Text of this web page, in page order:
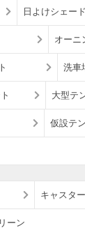
日よけシェード
オーニ
洗車
大型テ
仮設テ
キャスタ
ーン